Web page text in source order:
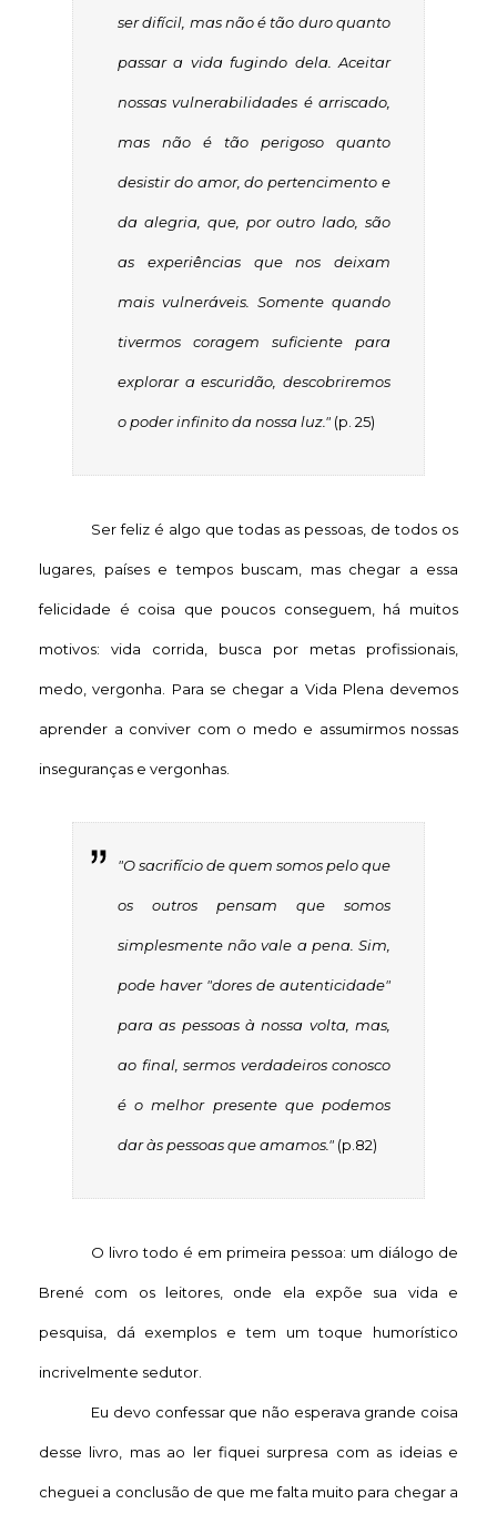
ser difícil, mas não é tão duro quanto
passar a vida fugindo dela. Aceitar
nossas vulnerabilidades é arriscado,
mas não é tão perigoso quanto
desistir do amor, do pertencimento e
da alegria, que, por outro lado, são
as experiências que nos deixam
mais vulneráveis. Somente quando
tivermos coragem suficiente para
explorar a escuridão, descobriremos
o poder infinito da nossa luz." (p. 25)
Ser feliz é algo que todas as pessoas, de todos os
lugares, países e tempos buscam, mas chegar a essa
felicidade é coisa que poucos conseguem, há muitos
motivos: vida corrida, busca por metas profissionais,
medo, vergonha. Para se chegar a Vida Plena devemos
aprender a conviver com o medo e assumirmos nossas
inseguranças e vergonhas.
"O sacrifício de quem somos pelo que
os outros pensam que somos
simplesmente não vale a pena. Sim,
pode haver "dores de autenticidade"
para as pessoas à nossa volta, mas,
ao final, sermos verdadeiros conosco
é o melhor presente que podemos
dar às pessoas que amamos." (p.82)
O livro todo é em primeira pessoa: um diálogo de
Brené com os leitores, onde ela expõe sua vida e
pesquisa, dá exemplos e tem um toque humorístico
incrivelmente sedutor.
Eu devo confessar que não esperava grande coisa
desse livro, mas ao ler fiquei surpresa com as ideias e
cheguei a conclusão de que me falta muito para chegar a